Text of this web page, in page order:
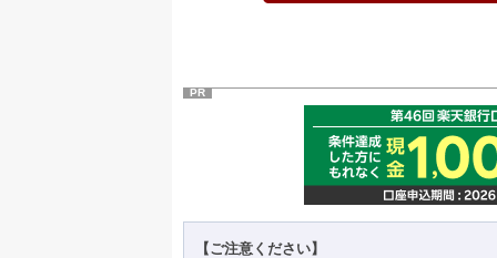
PR
【ご注意ください】